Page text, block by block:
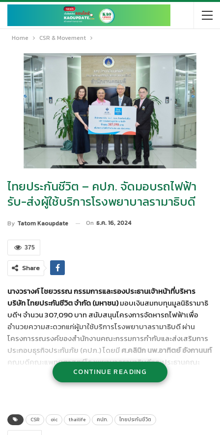
Home CSR & Movement
ไทยประกันชีวิต – คปภ. จัดมอบรถไฟฟ้า
รับ-ส่งผู้ใช้บริการโรงพยาบาลรามาธิบดี
By Tatom Kaoupdate On ธ.ค. 16, 2024
375
Share
นางวรางค์ ไชยวรรณ กรรมการและรองประธานเจ้าหน้าที่บริหาร
บริษัท ไทยประกันชีวิต จำกัด (มหาชน)มอบเงินสมทบทุนมูลนิธิรามาธิ
บดีฯ จำนวน 307,090 บาท สนับสนุนโครงการจัดหารถไฟฟ้าเพื่อ
อำนวยความสะดวกแก่ผู้มาใช้บริการโรงพยาบาลรามาธิบดี ผ่าน
โครงการรณรงค์ของสำนักงานคณะกรรมการกำกับและส่งเสริมการ
ประกอบธุรกิจประกันภัย (คปภ.) โดยมีศ.คลินิก นพ.อาทิตย์ อังกานนท์
คณบดีคณะแพทยศาสตร์โรงพยาบาลรามาธิบดีและประธานคณะ
กรรมการบริหารมูลนิธิรามาธิบดีฯ ร่วมด้วยผศ. นพ. ภุชงค์ ลิขิต
รองคณบดีฝ่ายกายภาพและสิ่งอำนวยความสะดวก เป็น
พยาบาลรามาธิบดี
CONTINUE READING
CSR oic thailife คปภ. ไทยประกันชีวิต